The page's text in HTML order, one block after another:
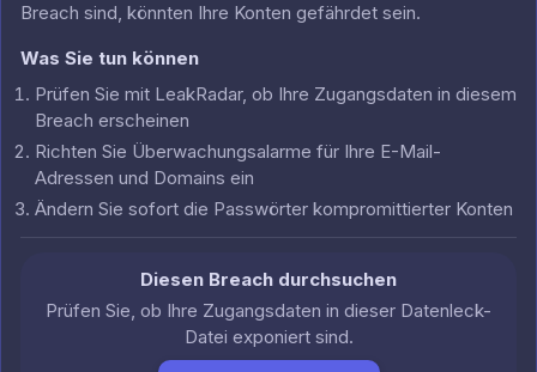
Breach sind, könnten Ihre Konten gefährdet sein.
Was Sie tun können
Prüfen Sie mit LeakRadar, ob Ihre Zugangsdaten in diesem
Breach erscheinen
Richten Sie Überwachungsalarme für Ihre E-Mail-
Adressen und Domains ein
Ändern Sie sofort die Passwörter kompromittierter Konten
Diesen Breach durchsuchen
Prüfen Sie, ob Ihre Zugangsdaten in dieser Datenleck-
Datei exponiert sind.